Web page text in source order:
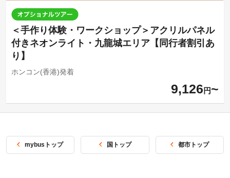
＜手作り体験・ワークショップ＞アクリルパネル
付きネオンライト・九龍城エリア【同行者割引あ
り】
ホンコン(香港)発着
9,126 円
mybusトップ 国トップ 都市トップ